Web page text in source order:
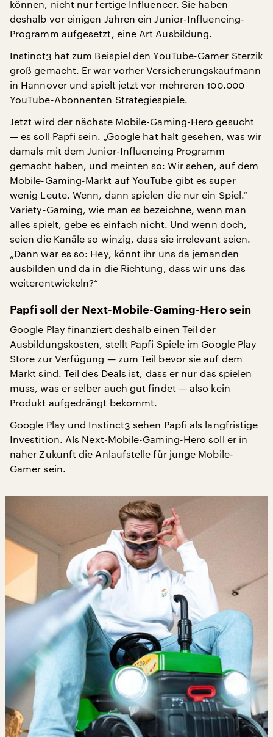
können, nicht nur fertige Influencer. Sie haben
deshalb vor einigen Jahren ein Junior-Influencing-
Programm aufgesetzt, eine Art Ausbildung.
Instinct3 hat zum Beispiel den YouTube-Gamer Sterzik
groß gemacht. Er war vorher Versicherungskaufmann
in Hannover und spielt jetzt vor mehreren 100.000
YouTube-Abonnenten Strategiespiele.
Jetzt wird der nächste Mobile-Gaming-Hero gesucht
— es soll Papfi sein. „Google hat halt gesehen, was wir
damals mit dem Junior-Influencing Programm
gemacht haben, und meinten so: Wir sehen, auf dem
Mobile-Gaming-Markt auf YouTube gibt es super
wenig Leute. Wenn, dann spielen die nur ein Spiel.“
Variety-Gaming, wie man es bezeichne, wenn man
alles spielt, gebe es einfach nicht. Und wenn doch,
seien die Kanäle so winzig, dass sie irrelevant seien.
„Dann war es so: Hey, könnt ihr uns da jemanden
ausbilden und da in die Richtung, dass wir uns das
weiterentwickeln?“
Papfi soll der Next-Mobile-Gaming-Hero sein
Google Play finanziert deshalb einen Teil der
Ausbildungskosten, stellt Papfi Spiele im Google Play
Store zur Verfügung — zum Teil bevor sie auf dem
Markt sind. Teil des Deals ist, dass er nur das spielen
muss, was er selber auch gut findet — also kein
Produkt aufgedrängt bekommt.
Google Play und Instinct3 sehen Papfi als langfristige
Investition. Als Next-Mobile-Gaming-Hero soll er in
naher Zukunft die Anlaufstelle für junge Mobile-
Gamer sein.